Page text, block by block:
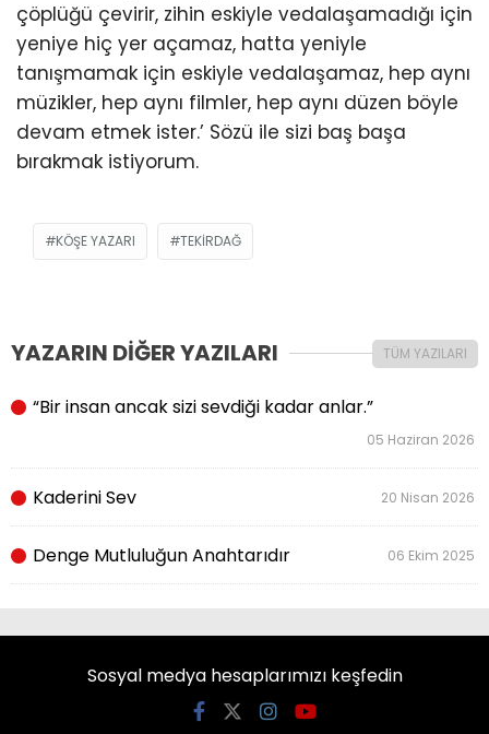
çöplüğü çevirir, zihin eskiyle vedalaşamadığı için
yeniye hiç yer açamaz, hatta yeniyle
tanışmamak için eskiyle vedalaşamaz, hep aynı
müzikler, hep aynı filmler, hep aynı düzen böyle
devam etmek ister.’ Sözü ile sizi baş başa
bırakmak istiyorum.
KÖŞE YAZARI TEKIRDAĞ
YAZARIN DİĞER YAZILARI TÜM YAZILARI
“Bir insan ancak sizi sevdiği kadar anlar.”
05 Haziran 2026
Kaderini Sev 20 Nisan 2026
Denge Mutluluğun Anahtarıdır 06 Ekim 2025
Sosyal medya hesaplarımızı keşfedin